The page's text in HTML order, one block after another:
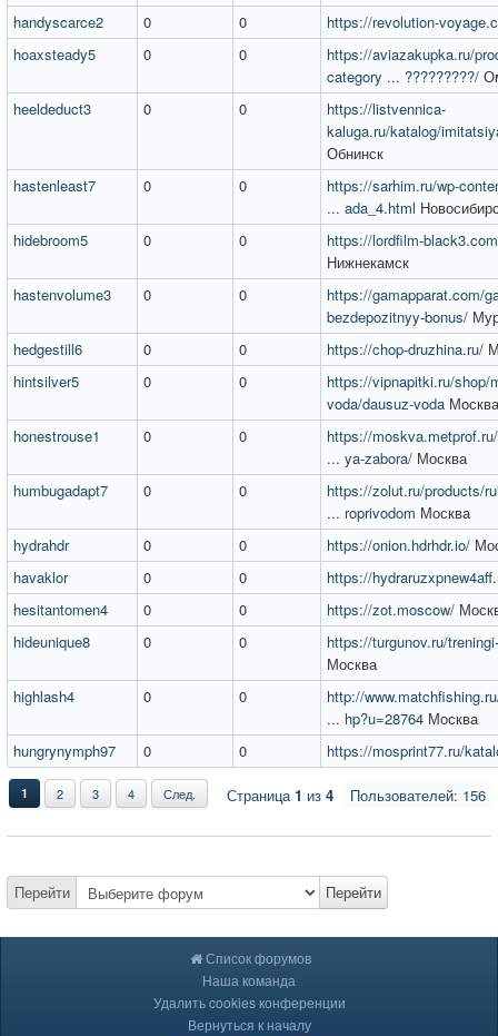
handyscarce2 0 0
https://revolution-
hoaxsteady5
0 0
https://aviazakupka.ru/
category ... ?????????/
heeldeduct3
0 0
https://listvennica-
kaluga.ru/katalog/
Обнинск
hastenleast7
0 0
https://sarhim.ru/wp-
... ada_4.html
hidebroom5
0 0
https://lordfilm-
Нижнекамск
hastenvolume3
0 0
https://gamapparat.com/
bezdepozitnyy-bonus/
hedgestill6
0 0 https://chop-druzhina.ru/
hintsilver5
0 0
https://vipnapitki.ru/shop/
voda/dausuz-voda Москва
honestrouse1
0 0
https://
... ya-zabora/ Москва
humbugadapt7
0 0
https://zolut.ru/products/
... roprivodom Москва
hydrahdr
0 0 https://onion.hdrhdr.io/
havaklor
0 0
https://
hesitantomen4
0 0 https://zot.moscow/
hideunique8
0 0
https://turgunov.ru/
Москва
highlash4
0 0
http://
... hp?u=28764 Москва
hungrynymph97
0 0 https://mosprint77.ru/
Пользователей: 156
1 2 3 4 След. Страница1 из 4
Перейти Перейти
Список форумов
Наша команда
Удалить cookies конференции
Вернуться к началу